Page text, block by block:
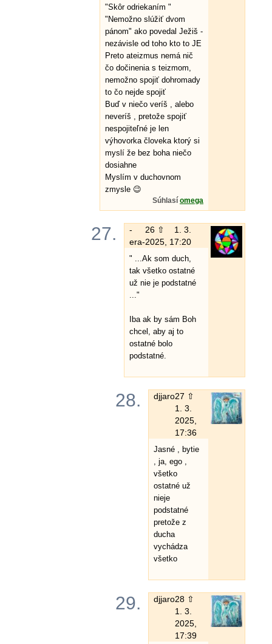
"Skôr odriekaním "
"Nemožno slúžiť dvom
pánom" ako povedal Ježiš -
nezávisle od toho kto to JE
Preto ateizmus nemá nič
čo dočinenia s teizmom,
nemožno spojiť dohromady
to čo nejde spojiť
Buď v niečo veríš , alebo
neveríš , pretože spojiť
nespojiteľné je len
výhovorka človeka ktorý si
myslí že bez boha niečo
dosiahne
Myslím v duchovnom
zmysle 😉
Súhlasí omega
27.
-
era-
26 ⇧
1. 3.
2025, 17:20
" ...Ak som duch,
tak všetko ostatné
už nie je podstatné
..."
Iba ak by sám Boh
chcel, aby aj to
ostatné bolo
podstatné.
28. djjaro27 ⇧
1. 3.
2025,
17:36
Jasné , bytie
, ja, ego ,
všetko
ostatné už
nieje
podstatné
pretože z
ducha
vychádza
všetko
29. djjaro28 ⇧
1. 3.
2025,
17:39